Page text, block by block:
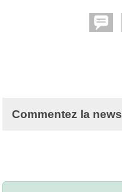
Commentez la news